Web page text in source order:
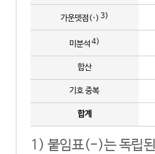
가운뎃점(·) 3)
미분석 4)
합산
기호 중복
합계
1) 붙임표(-)는 독립된